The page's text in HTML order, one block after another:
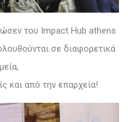
του Impact Hub athens
σε διαφορετικά
και από την επαρχεία!